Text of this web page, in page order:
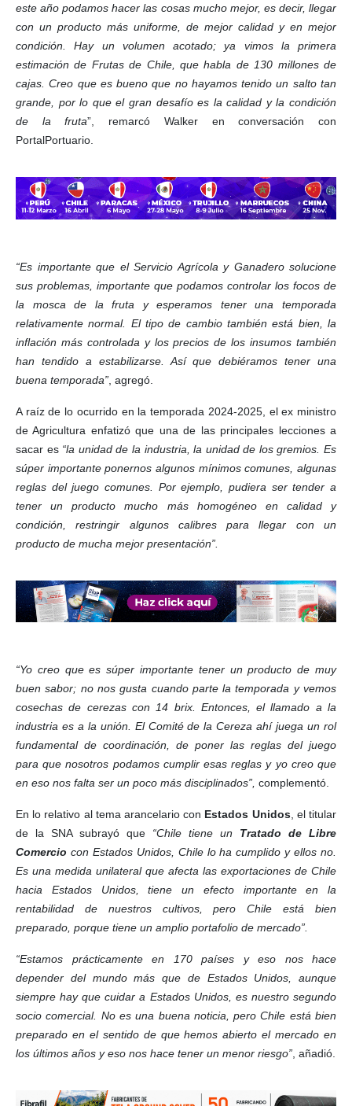
este año podamos hacer las cosas mucho mejor, es decir, llegar
con un producto más uniforme, de mejor calidad y en mejor
condición. Hay un volumen acotado; ya vimos la primera
estimación de Frutas de Chile, que habla de 130 millones de
cajas. Creo que es bueno que no hayamos tenido un salto tan
grande, por lo que el gran desafío es la calidad y la condición
de la fruta”, remarcó Walker en conversación con
PortalPortuario.
“Es importante que el Servicio Agrícola y Ganadero solucione
sus problemas, importante que podamos controlar los focos de
la mosca de la fruta y esperamos tener una temporada
relativamente normal. El tipo de cambio también está bien, la
inflación más controlada y los precios de los insumos también
han tendido a estabilizarse. Así que debiéramos tener una
buena temporada” , agregó.
A raíz de lo ocurrido en la temporada 2024-2025, el ex ministro
de Agricultura enfatizó que una de las principales lecciones a
sacar es “la unidad de la industria, la unidad de los gremios. Es
súper importante ponernos algunos mínimos comunes, algunas
reglas del juego comunes. Por ejemplo, pudiera ser tender a
tener un producto mucho más homogéneo en calidad y
condición, restringir algunos calibres para llegar con un
producto de mucha mejor presentación”.
“Yo creo que es súper importante tener un producto de muy
buen sabor; no nos gusta cuando parte la temporada y vemos
cosechas de cerezas con 14 brix. Entonces, el llamado a la
industria es a la unión. El Comité de la Cereza ahí juega un rol
fundamental de coordinación, de poner las reglas del juego
para que nosotros podamos cumplir esas reglas y yo creo que
en eso nos falta ser un poco más disciplinados”, complementó.
En lo relativo al tema arancelario con Estados Unidos, el titular
de la SNA subrayó que “Chile tiene un Tratado de Libre
Comercio con Estados Unidos, Chile lo ha cumplido y ellos no.
Es una medida unilateral que afecta las exportaciones de Chile
hacia Estados Unidos, tiene un efecto importante en la
rentabilidad de nuestros cultivos, pero Chile está bien
preparado, porque tiene un amplio portafolio de mercado”.
“Estamos prácticamente en 170 países y eso nos hace
depender del mundo más que de Estados Unidos, aunque
siempre hay que cuidar a Estados Unidos, es nuestro segundo
socio comercial. No es una buena noticia, pero Chile está bien
preparado en el sentido de que hemos abierto el mercado en
los últimos años y eso nos hace tener un menor riesgo”, añadió.